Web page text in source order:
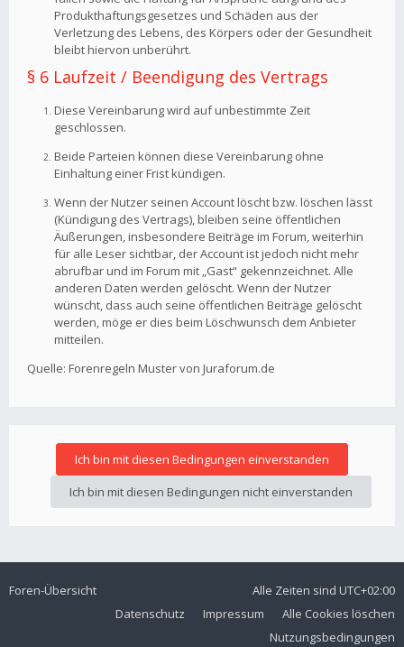
Produkthaftungsgesetzes und Schäden aus der
Verletzung des Lebens, des Körpers oder der Gesundheit
bleibt hiervon unberührt.
§ 6 Laufzeit / Beendigung des Vertrags
Diese Vereinbarung wird auf unbestimmte Zeit
geschlossen.
Beide Parteien können diese Vereinbarung ohne
Einhaltung einer Frist kündigen.
Wenn der Nutzer seinen Account löscht bzw. löschen lässt
(Kündigung des Vertrags), bleiben seine öffentlichen
Äußerungen, insbesondere Beiträge im Forum, weiterhin
für alle Leser sichtbar, der Account ist jedoch nicht mehr
abrufbar und im Forum mit „Gast“ gekennzeichnet. Alle
anderen Daten werden gelöscht. Wenn der Nutzer
wünscht, dass auch seine öffentlichen Beiträge gelöscht
werden, möge er dies beim Löschwunsch dem Anbieter
mitteilen.
Quelle: Forenregeln Muster von Juraforum.de
Foren-Übersicht Alle Zeiten sind UTC+02:00
Alle Cookies löschen
Impressum
Datenschutz
Nutzungsbedingungen